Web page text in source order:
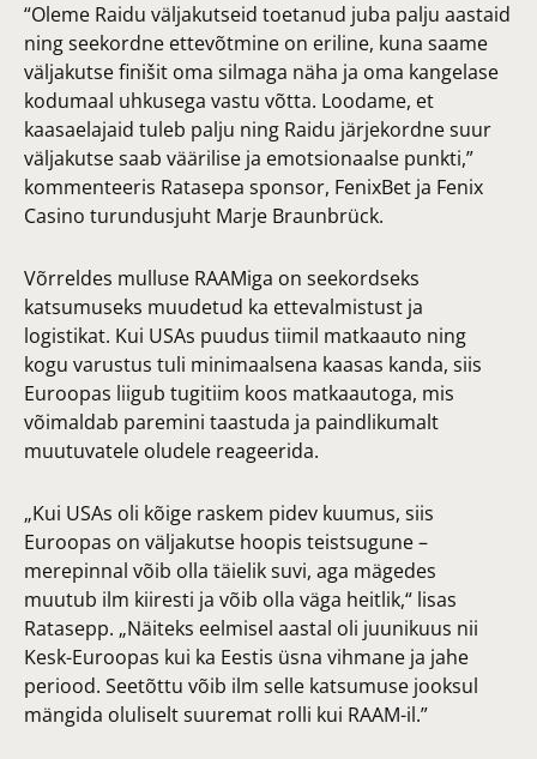
“Oleme Raidu väljakutseid toetanud juba palju aastaid
ning seekordne ettevõtmine on eriline, kuna saame
väljakutse finišit oma silmaga näha ja oma kangelase
kodumaal uhkusega vastu võtta. Loodame, et
kaasaelajaid tuleb palju ning Raidu järjekordne suur
väljakutse saab väärilise ja emotsionaalse punkti,”
kommenteeris Ratasepa sponsor, FenixBet ja Fenix
Casino turundusjuht Marje Braunbrück.
Võrreldes mulluse RAAMiga on seekordseks
katsumuseks muudetud ka ettevalmistust ja
logistikat. Kui USAs puudus tiimil matkaauto ning
kogu varustus tuli minimaalsena kaasas kanda, siis
Euroopas liigub tugitiim koos matkaautoga, mis
võimaldab paremini taastuda ja paindlikumalt
muutuvatele oludele reageerida.
„Kui USAs oli kõige raskem pidev kuumus, siis
Euroopas on väljakutse hoopis teistsugune –
merepinnal võib olla täielik suvi, aga mägedes
muutub ilm kiiresti ja võib olla väga heitlik,“ lisas
Ratasepp. „Näiteks eelmisel aastal oli juunikuus nii
Kesk-Euroopas kui ka Eestis üsna vihmane ja jahe
periood. Seetõttu võib ilm selle katsumuse jooksul
mängida oluliselt suuremat rolli kui RAAM-il.”